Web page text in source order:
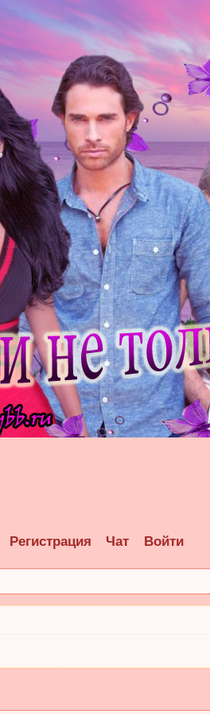
Регистрация Чат Войти